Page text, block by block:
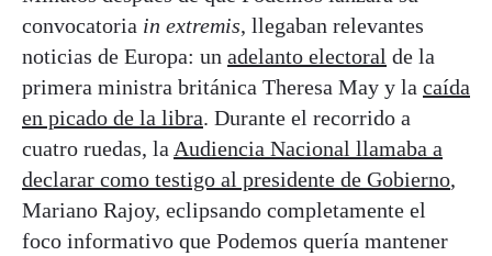
convocatoria in extremis, llegaban relevantes
noticias de Europa: un adelanto electoral de la
primera ministra británica Theresa May y la caída
en picado de la libra. Durante el recorrido a
cuatro ruedas, la Audiencia Nacional llamaba a
declarar como testigo al presidente de Gobierno,
Mariano Rajoy, eclipsando completamente el
foco informativo que Podemos quería mantener